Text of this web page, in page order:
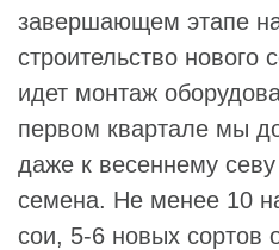
завершающем этапе
строительство нового
идет монтаж
первом квартале мы
даже к весеннему
семена. Не менее 10
сои, 5-6 новых сортов